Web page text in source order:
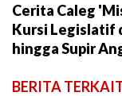
Cerita Caleg
Kursi Legislatif
hingga Supir
BERITA